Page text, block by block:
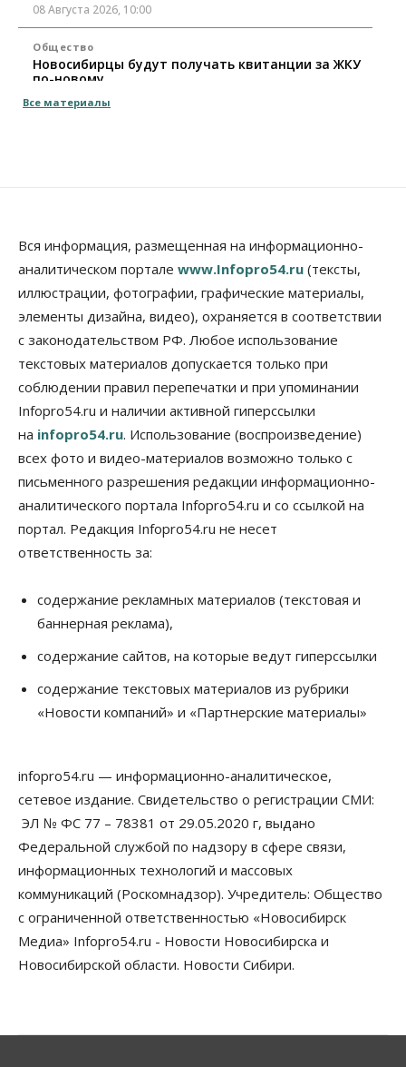
08 Августа 2026, 10:00
Общество
Новосибирцы будут получать квитанции за ЖКУ
по-новому
08 Августа 2026, 09:00
В Новосибирске прошёл митинг
против нового закона о памятниках
07 Августа 2026, 18:00
Бизнес
В аэропорту Толмачёво завершены работы по
бетонированию рулежных дорожек
07 Августа 2026, 17:00
Бизнес Общество
Новосибирцы стали реже оформлять
дома по упрощенной схеме
07 Августа 2026, 16:00
Общество Право&Порядок
Роспотребнадзор изъял почти полторы тонны
мяса в Новосибирской области
Расходы новосибирцев на спорт выросли на 40%
за полгода
07 Августа 2026, 14:35
07 Августа 2026, 14:00
07 Августа 2026, 13:55
Авто Общество
Треть автовладельцев в Новосибирской области
«поставили машины на прикол»
07 Августа 2026, 13:00
Власть
Школы, библиотеки, пешеходные тротуары:
депутаты Госдумы контролируют работы на
социальных объектах
07 Августа 2026, 12:35
Синоптики рассказали о погоде в Новосибирске
Все материалы
Вся информация, размещенная на информационно-
аналитическом портале www.Infopro54.ru (тексты,
иллюстрации, фотографии, графические материалы,
элементы дизайна, видео), охраняется в соответствии
с законодательством РФ. Любое использование
текстовых материалов допускается только при
соблюдении правил перепечатки и при упоминании
Infopro54.ru и наличии активной гиперссылки
на infopro54.ru. Использование (воспроизведение)
всех фото и видео-материалов возможно только с
письменного разрешения редакции информационно-
аналитического портала Infopro54.ru и со ссылкой на
портал. Редакция Infopro54.ru не несет
ответственность за:
содержание рекламных материалов (текстовая и
баннерная реклама),
содержание сайтов, на которые ведут гиперссылки
содержание текстовых материалов из рубрики
«Новости компаний» и «Партнерские материалы»
infopro54.ru — информационно-аналитическое,
сетевое издание. Свидетельство о регистрации СМИ:
ЭЛ № ФС 77 – 78381 от 29.05.2020 г, выдано
Федеральной службой по надзору в сфере связи,
информационных технологий и массовых
коммуникаций (Роскомнадзор). Учредитель: Общество
с ограниченной ответственностью «Новосибирск
Медиа» Infopro54.ru - Новости Новосибирска и
Новосибирской области. Новости Сибири.